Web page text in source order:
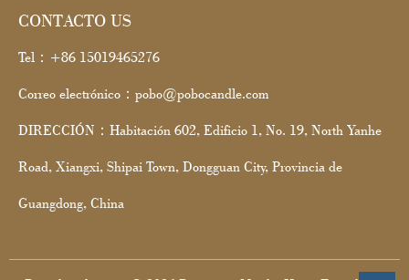
CONTACTO US
Tel：+86 15019465276
Correo electrónico：pobo@pobocandle.com
DIRECCIÓN：Habitación 602, Edificio 1, No. 19, North Yanhe
Road, Xiangxi, Shipai Town, Dongguan City, Provincia de
Guangdong, China